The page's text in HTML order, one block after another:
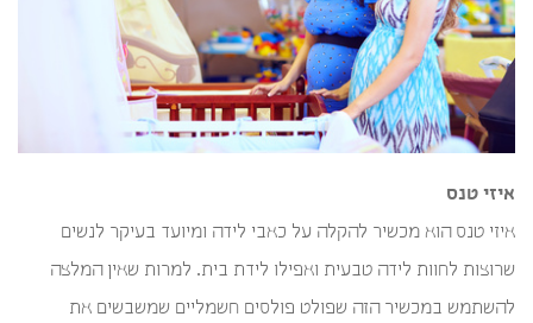
איזי טנס
איזי טנס הוא מכשיר להקלה על כאבי לידה ומיועד בעיקר לנשים
שרוצות לחוות לידה טבעית ואפילו לידת בית. למרות שאין המלצה
להשתמש במכשיר הזה שפולט פולסים חשמליים שמשבשים את